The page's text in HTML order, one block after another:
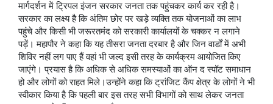
मार्गदर्शन में ट्रिपल इंजन सरकार जनता तक पहुंचकर कार्य कर रही है।
सरकार का लक्ष्य है कि अंतिम छोर पर खड़े व्यक्ति तक योजनाओं का लाभ
पहुंचे और किसी भी जरूरतमंद को सरकारी कार्यालयों के चक्कर न लगाने
पड़ें। महापौर ने कहा कि यह तीसरा जनता दरबार है और जिन वार्डों में अभी
शिविर नहीं लग पाए हैं वहां भी जल्द इसी तरह के कार्यक्रम आयोजित किए
जाएंगे। प्रयास है कि अधिक से अधिक समस्याओं का ऑन द स्पॉट समाधान
हो और लोगों को राहत मिले।उन्होंने कहा कि ट्रांजिट कैंप क्षेत्र के लोगों ने भी
स्वीकार किया है कि पहली बार इस तरह सभी विभागों को साथ लेकर जनता